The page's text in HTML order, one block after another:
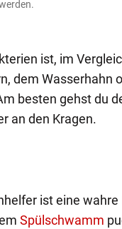
ist, im
dem Wasserhahn
besten gehst du
an den Kragen.
ist eine
Spülschwamm